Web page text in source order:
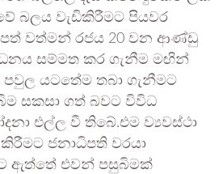
බලය වැඩිකිරීමට පියවර
පත් වත්මන් රජය 20 වන ආණ්ඩු
සම්මත කර ගැනීම මඟින්
පවුල යටතේම තබා ගැනීමට
සකසා ගත් බවට විවිධ
එල්ල වී තිබේ.එම ව්‍යවස්ථා
ජනාධිපති වරයා
ඇත්තේ එවන් පසුබිමක්